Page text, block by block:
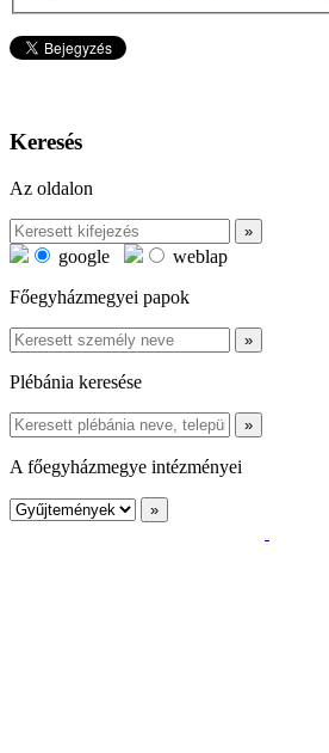
Keresés
Az oldalon
google
weblap
Főegyházmegyei papok
Plébánia keresése
A főegyházmegye intézményei